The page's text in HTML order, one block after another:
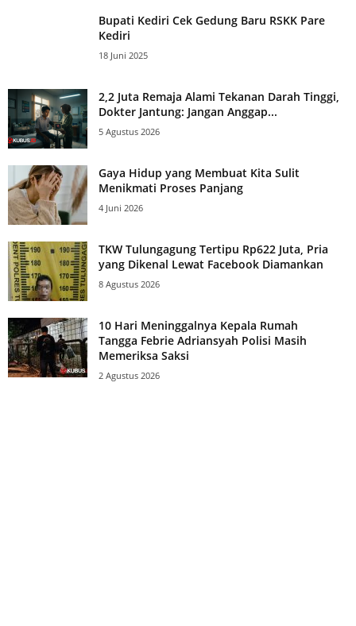
Bupati Kediri Cek Gedung Baru RSKK Pare
Kediri
18 Juni 2025
2,2 Juta Remaja Alami Tekanan Darah Tinggi,
Dokter Jantung: Jangan Anggap...
5 Agustus 2026
Gaya Hidup yang Membuat Kita Sulit
Menikmati Proses Panjang
4 Juni 2026
TKW Tulungagung Tertipu Rp622 Juta, Pria
yang Dikenal Lewat Facebook Diamankan
8 Agustus 2026
10 Hari Meninggalnya Kepala Rumah
Tangga Febrie Adriansyah Polisi Masih
Memeriksa Saksi
2 Agustus 2026